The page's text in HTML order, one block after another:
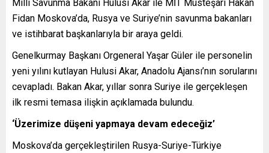
Milli Savunma Bakanı Hulusi Akar ile MİT Müsteşarı Hakan
Fidan Moskova’da, Rusya ve Suriye’nin savunma bakanları
ve istihbarat başkanlarıyla bir araya geldi.
Genelkurmay Başkanı Orgeneral Yaşar Güler ile personelin
yeni yılını kutlayan Hulusi Akar, Anadolu Ajansı’nın sorularını
cevapladı. Bakan Akar, yıllar sonra Suriye ile gerçekleşen
ilk resmi temasa ilişkin açıklamada bulundu.
‘Üzerimize düşeni yapmaya devam edeceğiz’
Moskova’da gerçekleştirilen Rusya-Suriye-Türkiye